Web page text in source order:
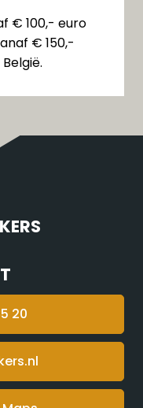
€ 100,- euro
€ 150,-
20